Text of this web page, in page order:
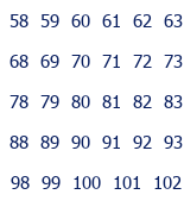
58 59 60 61 62
63
68 69 70 71 72
73
78 79 80 81 82
83
88 89 90 91 92
93
98 99 100 101
102